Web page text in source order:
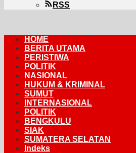
RSS
HOME
BERITA UTAMA
PERISTIWA
POLITIK
NASIONAL
HUKUM & KRIMINAL
SUMUT
INTERNASIONAL
POLITIK
BENGKULU
SIAK
SUMATERA SELATAN
Indeks